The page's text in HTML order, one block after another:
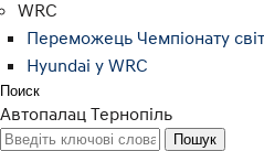
WRC
Переможець Чемпіонату
Hyundai у WRC
Поиск
Автопалац Тернопіль